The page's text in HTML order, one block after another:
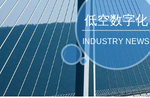
低空数字化
空域
INDUSTRY NEWS